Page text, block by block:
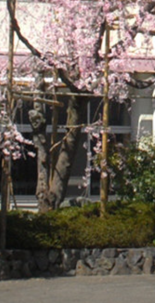
on line229Warning: Attempt to read